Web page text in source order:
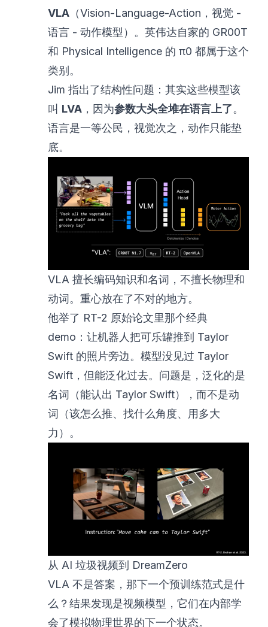
VLA （Vision-Language-Action，视觉 -
语言 - 动作模型）。英伟达自家的 GR00T
和 Physical Intelligence 的 π0 都属于这个
类别。
Jim 指出了结构性问题：其实这些模型该
叫 LVA ，因为参数大头全堆在语言上了。
语言是一等公民，视觉次之，动作只能垫
底。
VLA 擅长编码知识和名词，不擅长物理和
动词。重心放在了不对的地方。
他举了 RT-2 原始论文里那个经典
demo：让机器人把可乐罐推到 Taylor
Swift 的照片旁边。模型没见过 Taylor
Swift，但能泛化过去。问题是，泛化的是
名词（能认出 Taylor Swift），而不是动
词（该怎么推、找什么角度、用多大
力）。
从 AI 垃圾视频到 DreamZero
VLA 不是答案，那下一个预训练范式是什
么？结果发现是视频模型，它们在内部学
会了模拟物理世界的下一个状态。